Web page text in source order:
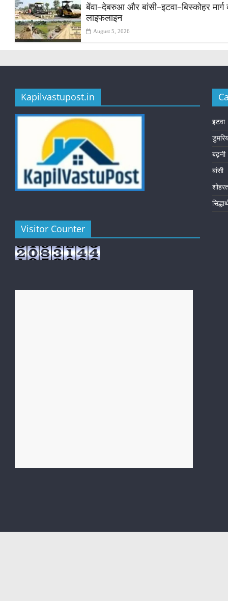
​बेंवा–देबरुआ और बांसी–इटवा–बिस्कोहर
लाइफलाइन
August 5, 2026
Kapilvastupost.in
Visitor Counter
इटवा
बढ़नी
बांसी